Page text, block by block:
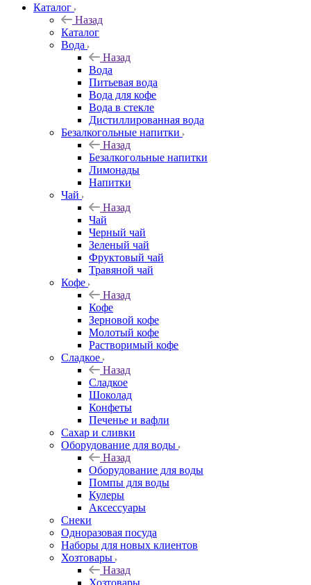
Каталог
Назад
Каталог
Вода
Назад
Вода
Питьевая вода
Вода для кофе
Вода в стекле
Дистиллированная вода
Безалкогольные напитки
Назад
Безалкогольные напитки
Лимонады
Напитки
Чай
Назад
Чай
Черный чай
Зеленый чай
Фруктовый чай
Травяной чай
Кофе
Назад
Кофе
Зерновой кофе
Молотый кофе
Растворимый кофе
Сладкое
Назад
Сладкое
Шоколад
Конфеты
Печенье и вафли
Сахар и сливки
Оборудование для воды
Назад
Оборудование для воды
Помпы для воды
Кулеры
Аксессуары
Снеки
Одноразовая посуда
Наборы для новых клиентов
Хозтовары
Назад
Хозтовары